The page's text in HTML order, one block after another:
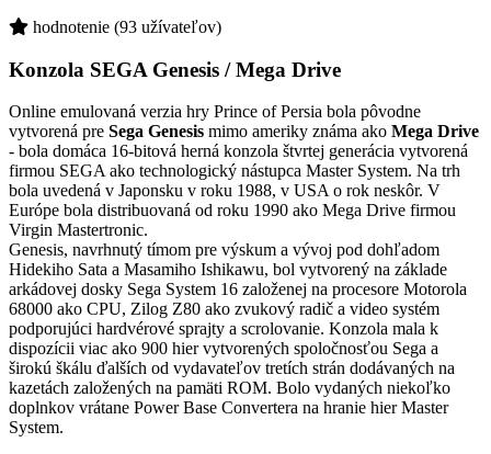
hodnotenie (93 užívateľov)
Konzola SEGA Genesis / Mega Drive
Online emulovaná verzia hry Prince of Persia bola pôvodne
vytvorená pre Sega Genesis mimo ameriky známa ako Mega Drive
- bola domáca 16-bitová herná konzola štvrtej generácia vytvorená
firmou SEGA ako technologický nástupca Master System. Na trh
bola uvedená v Japonsku v roku 1988, v USA o rok neskôr. V
Európe bola distribuovaná od roku 1990 ako Mega Drive firmou
Virgin Mastertronic.
Genesis, navrhnutý tímom pre výskum a vývoj pod dohľadom
Hidekiho Sata a Masamiho Ishikawu, bol vytvorený na základe
arkádovej dosky Sega System 16 založenej na procesore Motorola
68000 ako CPU, Zilog Z80 ako zvukový radič a video systém
podporujúci hardvérové sprajty a scrolovanie. Konzola mala k
dispozícii viac ako 900 hier vytvorených spoločnosťou Sega a
širokú škálu ďalších od vydavateľov tretích strán dodávaných na
kazetách založených na pamäti ROM. Bolo vydaných niekoľko
doplnkov vrátane Power Base Convertera na hranie hier Master
System.